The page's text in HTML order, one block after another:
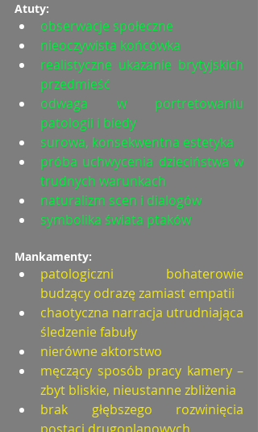
Atuty:
obserwacje społeczne
nieoczywista końcówka
realistyczne ukazanie brytyjskich
przedmieść
odwaga w portretowaniu
patologii i biedy
surowa, konsekwentna estetyka
próba uchwycenia dzieciństwa w
trudnych warunkach
naturalizm scen i dialogów
symbolika świata ptaków
Mankamenty:
patologiczni bohaterowie
budzący odrazę zamiast empatii
chaotyczna narracja utrudniająca
śledzenie fabuły
nierówne aktorstwo
męczący sposób pracy kamery –
zbyt bliskie, nieustanne zbliżenia
brak głębszego rozwinięcia